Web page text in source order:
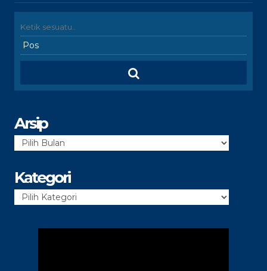
Arsip
Arsip
Kategori
Kategori